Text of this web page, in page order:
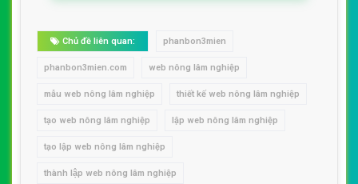
Chủ đề liên quan: phanbon3mien
phanbon3mien.com web nông lâm nghiệp
mẫu web nông lâm nghiệp thiết kế web nông lâm nghiệp
tạo web nông lâm nghiệp lập web nông lâm nghiệp
tạo lập web nông lâm nghiệp
thành lập web nông lâm nghiệp